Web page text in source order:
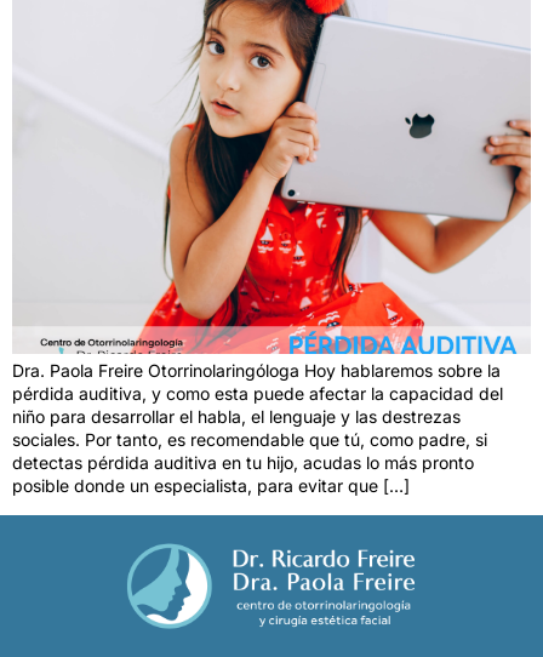
Dra. Paola Freire Otorrinolaringóloga Hoy hablaremos sobre la
pérdida auditiva, y como esta puede afectar la capacidad del
niño para desarrollar el habla, el lenguaje y las destrezas
sociales. Por tanto, es recomendable que tú, como padre, si
detectas pérdida auditiva en tu hijo, acudas lo más pronto
posible donde un especialista, para evitar que […]